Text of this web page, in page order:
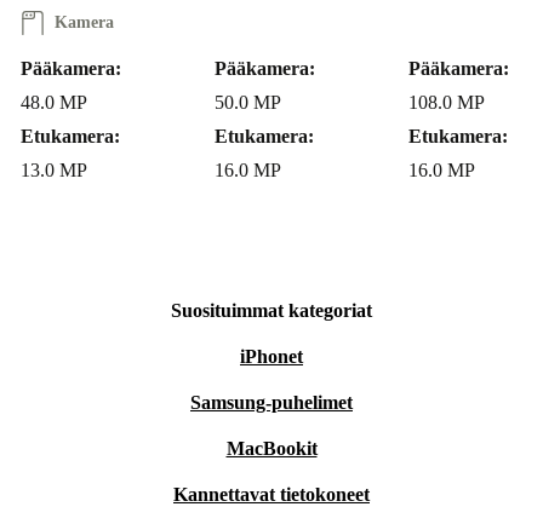
Kamera
Pääkamera:
48.0 MP
Etukamera:
13.0 MP
Pääkamera:
50.0 MP
Etukamera:
16.0 MP
Pääkamera:
108.0 MP
Etukamera:
16.0 MP
Suosituimmat kategoriat
iPhonet
Samsung-puhelimet
MacBookit
Kannettavat tietokoneet